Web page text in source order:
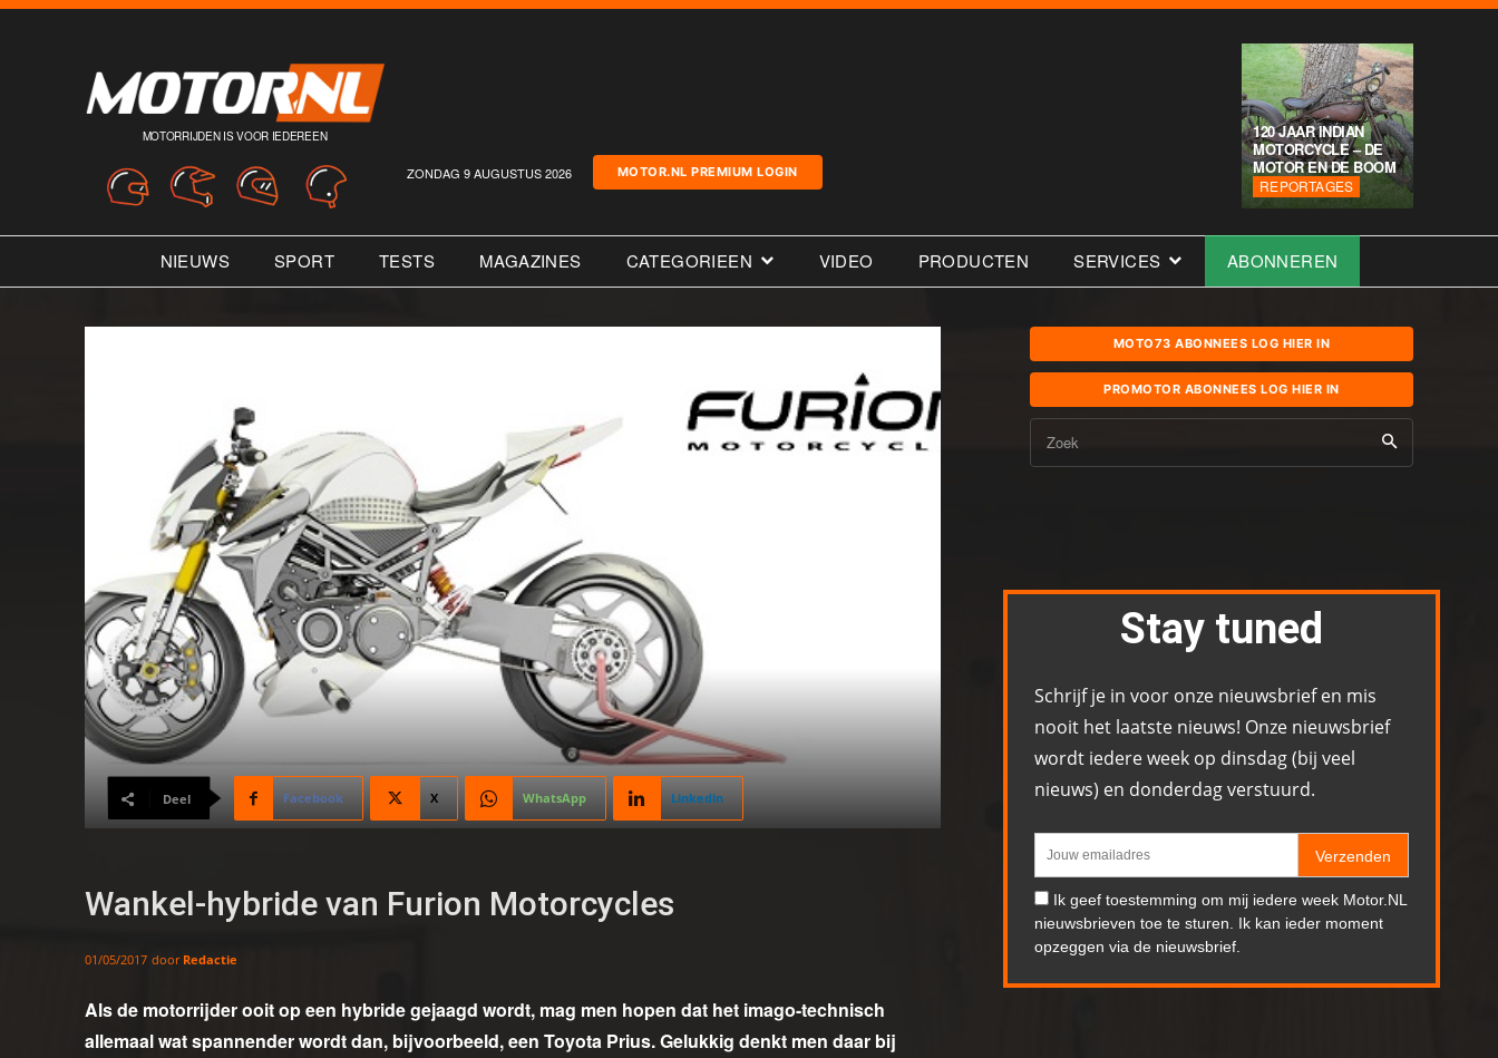
MOTORRIJDEN IS VOOR IEDEREEN
ZONDAG 9 AUGUSTUS 2026 MOTOR.NL PREMIUM LOGIN
120 JAAR INDIAN
MOTORCYCLE – DE
MOTOR EN DE BOOM
REPORTAGES
NIEUWS SPORT TESTS MAGAZINES CATEGORIEEN VIDEO PRODUCTEN SERVICES ABONNEREN
Deel Facebook X WhatsApp Linkedin
Wankel-hybride van Furion Motorcycles
01/05/2017 door Redactie
Als de motorrijder ooit op een hybride gejaagd wordt, mag men hopen dat het imago-technisch
allemaal wat spannender wordt dan, bijvoorbeeld, een Toyota Prius. Gelukkig denkt men daar bij
MOTO73 ABONNEES LOG HIER IN
PROMOTOR ABONNEES LOG HIER IN
Zoek
Stay tuned
Schrijf je in voor onze nieuwsbrief en mis
nooit het laatste nieuws! Onze nieuwsbrief
wordt iedere week op dinsdag (bij veel
nieuws) en donderdag verstuurd.
Verzenden
Ik geef toestemming om mij iedere week Motor.NL
nieuwsbrieven toe te sturen. Ik kan ieder moment
opzeggen via de nieuwsbrief.